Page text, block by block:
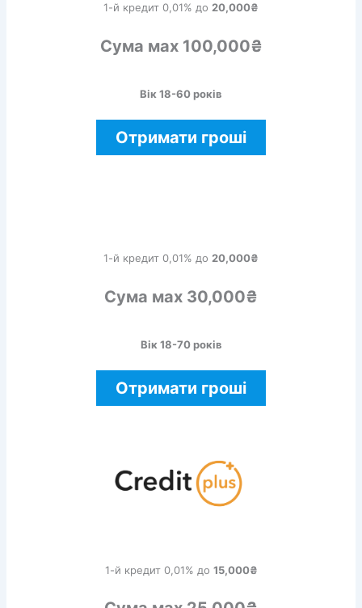
1-й кредит 0,01% до 20,000₴
Сума мах 100,000₴
Вік 18-60 років
Отримати гроші
1-й кредит 0,01% до 20,000₴
Сума мах 30,000₴
Вік 18-70 років
Отримати гроші
1-й кредит 0,01% до 15,000₴